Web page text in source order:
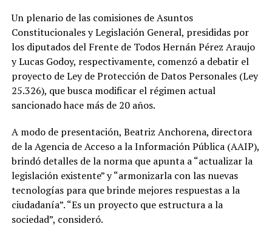
Un plenario de las comisiones de Asuntos
Constitucionales y Legislación General, presididas por
los diputados del Frente de Todos Hernán Pérez Araujo
y Lucas Godoy, respectivamente, comenzó a debatir el
proyecto de Ley de Protección de Datos Personales (Ley
25.326), que busca modificar el régimen actual
sancionado hace más de 20 años.
A modo de presentación, Beatriz Anchorena, directora
de la Agencia de Acceso a la Información Pública (AAIP),
brindó detalles de la norma que apunta a “actualizar la
legislación existente” y “armonizarla con las nuevas
tecnologías para que brinde mejores respuestas a la
ciudadanía”. “Es un proyecto que estructura a la
sociedad”, consideró.